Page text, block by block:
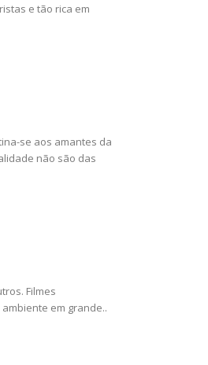
e tão rica em
se aos amantes da
não são das
Filmes
em grande..